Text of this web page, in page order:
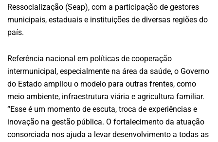
Ressocialização (Seap), com a participação de gestores
municipais, estaduais e instituições de diversas regiões do
país.
Referência nacional em políticas de cooperação
intermunicipal, especialmente na área da saúde, o Governo
do Estado ampliou o modelo para outras frentes, como
meio ambiente, infraestrutura viária e agricultura familiar.
“Esse é um momento de escuta, troca de experiências e
inovação na gestão pública. O fortalecimento da atuação
consorciada nos ajuda a levar desenvolvimento a todas as